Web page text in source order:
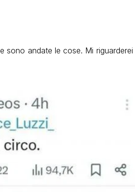
sono andate le cose. Mi riguarderei